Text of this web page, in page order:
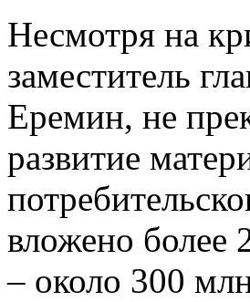
Несмотря на
заместитель
Еремин, не
развитие
вложено более
– около 300